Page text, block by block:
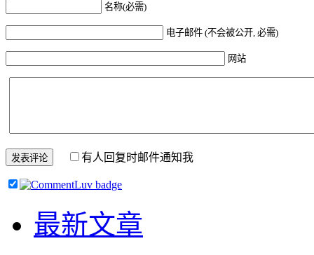
名称(必需)
电子邮件 (不会被公开, 必需)
网站
有人回复时邮件通知我
最新文章